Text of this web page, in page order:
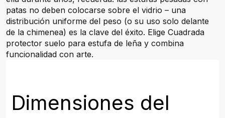
patas no deben colocarse sobre el vidrio – una
distribución uniforme del peso (o su uso solo delante
de la chimenea) es la clave del éxito. Elige Cuadrada
protector suelo para estufa de leña y combina
funcionalidad con arte.
Dimensiones del